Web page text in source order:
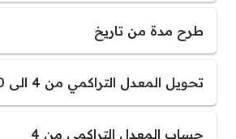
طرح مدة من تاريخ
تحويل المعدل التراكمي من 4 الى 100
حساب المعدل التراكمي من 4